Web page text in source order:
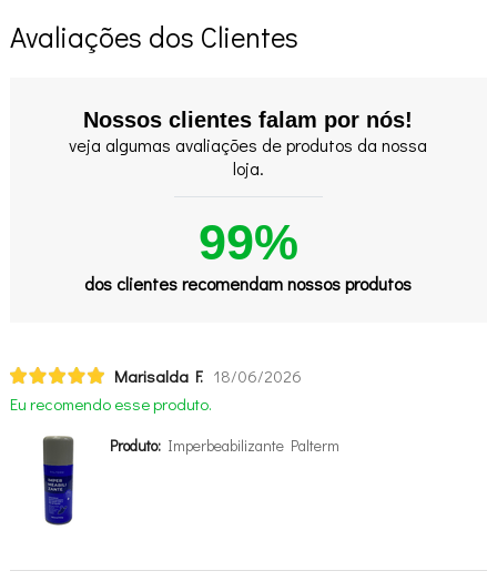
Avaliações dos Clientes
Nossos clientes falam por nós!
veja algumas avaliações de produtos da nossa
loja.
99%
dos clientes recomendam nossos produtos
Marisalda F. 18/06/2026
Eu recomendo esse produto.
Produto:Imperbeabilizante Palterm